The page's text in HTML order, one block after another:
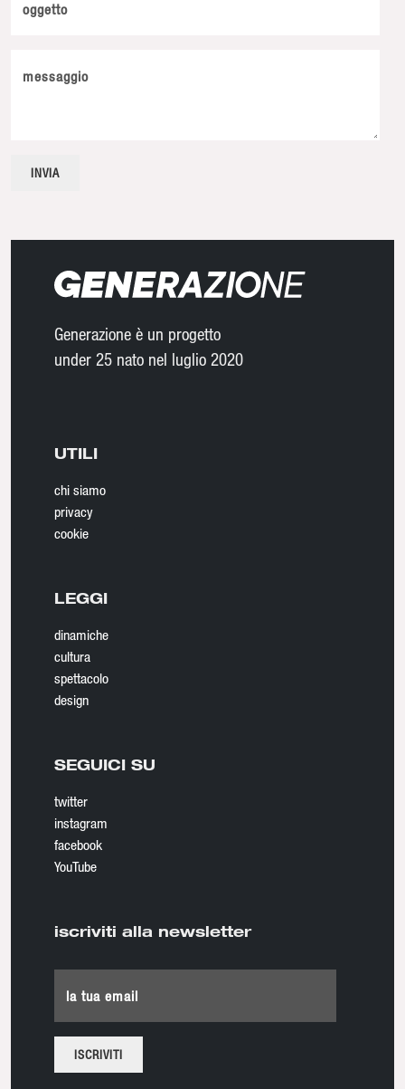
oggetto
messaggio
Generazione è un progetto
under 25 nato nel luglio 2020
UTILI
chi siamo
privacy
cookie
LEGGI
dinamiche
cultura
spettacolo
design
SEGUICI SU
twitter
instagram
facebook
YouTube
iscriviti alla newsletter
la tua email